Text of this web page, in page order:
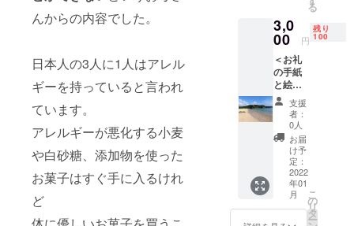
んからの内容でした。
日本人の3人に1人はアレル
ギーを持っていると言われ
ています。
アレルギーが悪化する小麦
や白砂糖、添加物を使った
お菓子はすぐ手に入るけれ
ど
ではの
写真を
送付し
ます。
また、
「あり
がとう
ござい
す！」
と支援
者様の
健康と
幸せを
沖縄の
海に向
る
3,0
00 円
残り
100
＜お礼
の手紙
と絵葉
書＞ ご
支援に
感謝し
てお礼
のお手
紙と沖
縄の風
景が
入った
絵葉書
をお送
支援
者：
0人
お届
け予
定：
2022
年01
月
こ
の
リ
タ
ー